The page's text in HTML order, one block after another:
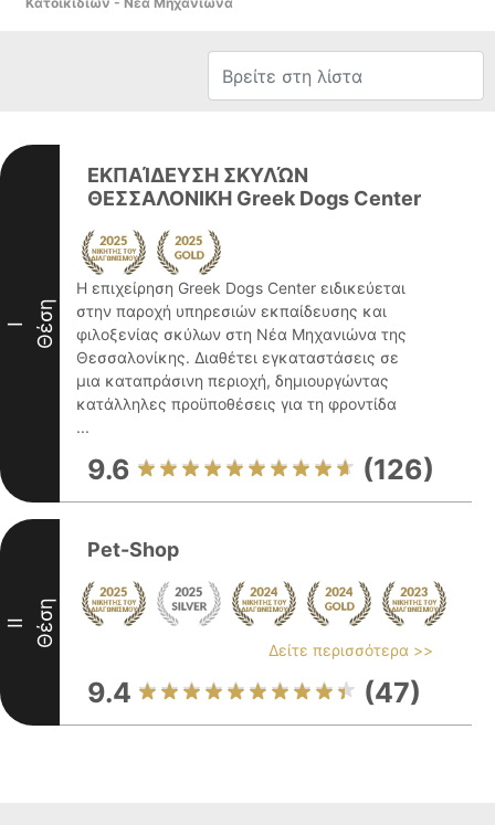
I Θέση
ΕΚΠΑΊΔΕΥΣΗ ΣΚΥΛΏΝ
ΘΕΣΣΑΛΟΝΙΚΗ Greek Dogs Center
Η επιχείρηση Greek Dogs Center ειδικεύεται
στην παροχή υπηρεσιών εκπαίδευσης και
φιλοξενίας σκύλων στη Νέα Μηχανιώνα της
Θεσσαλονίκης. Διαθέτει εγκαταστάσεις σε
μια καταπράσινη περιοχή, δημιουργώντας
κατάλληλες προϋποθέσεις για τη φροντίδα
...
9.6 (126)
II Θέση
Pet-Shop
Δείτε περισσότερα >>
9.4 (47)